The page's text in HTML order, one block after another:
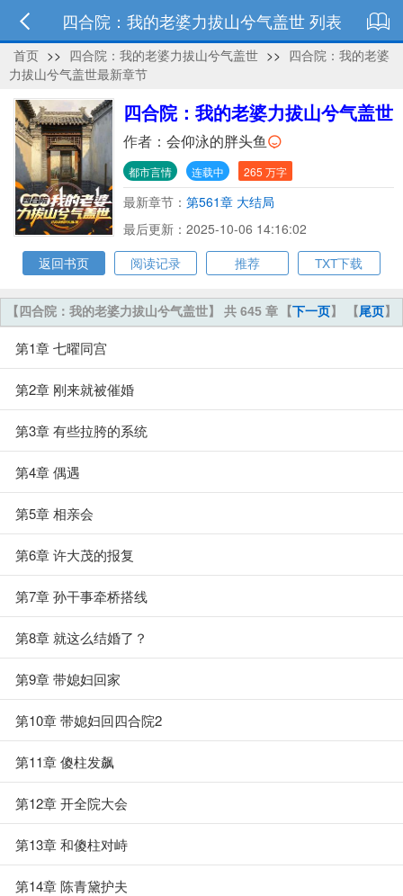
四合院：我的老婆力拔山兮气盖世 列表
首页 >> 四合院：我的老婆力拔山兮气盖世 >> 四合院：我的老婆
力拔山兮气盖世最新章节
四合院：我的老婆力拔山兮气盖世
作者： 会仰泳的胖头鱼
都市言情 连载中 265 万字
最新章节： 第561章 大结局
最后更新：2025-10-06 14:16:02
返回书页
阅读记录 推荐 TXT下载
【下一页】 【尾页】
【四合院：我的老婆力拔山兮气盖世】 共 645 章
第1章 七曜同宫
第2章 刚来就被催婚
第3章 有些拉胯的系统
第4章 偶遇
第5章 相亲会
第6章 许大茂的报复
第7章 孙干事牵桥搭线
第8章 就这么结婚了？
第9章 带媳妇回家
第10章 带媳妇回四合院2
第11章 傻柱发飙
第12章 开全院大会
第13章 和傻柱对峙
第14章 陈青黛护夫